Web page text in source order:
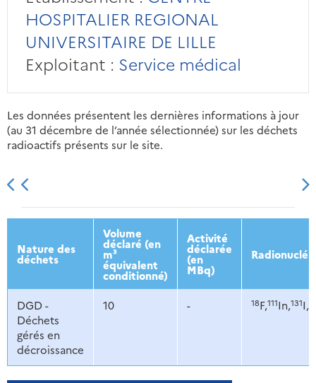
HOSPITALIER REGIONAL
UNIVERSITAIRE DE LILLE
Exploitant : Service médical
Les données présentent les dernières informations à jour
(au 31 décembre de l’année sélectionnée) sur les déchets
radioactifs présents sur le site.
2013 2014 2015 2016
Nature des
déchets
Volume
déclaré (en
m³
équivalent
conditionné)
Activité
déclarée
(en
MBq)
DGD -
Déchets
gérés en
décroissance
10 - 18F,111In,131I,